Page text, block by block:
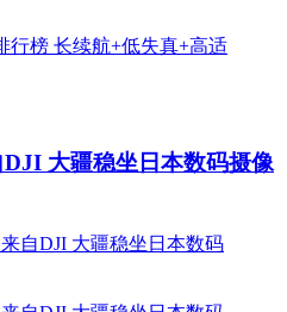
大疆稳坐日本数码摄像